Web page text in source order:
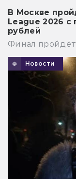
В Москве
League 2026
рублей
Финал пройдёт
Новости